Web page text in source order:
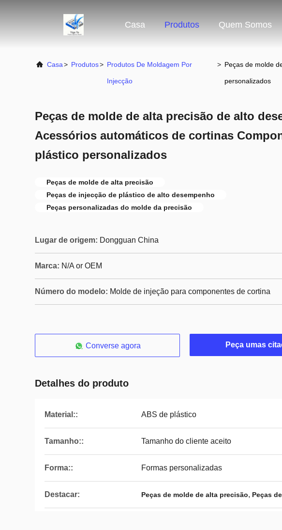
Casa Produtos Quem Somos
Casa> Produtos> Produtos De Moldagem Por
Injecção
> Peças de molde
personalizados
Peças de molde de alta precisão de alto
Acessórios automáticos de cortinas
plástico personalizados
Peças de molde de alta precisão
Peças de injecção de plástico de alto desempenho
Peças personalizadas do molde da precisão
Lugar de origem: Dongguan China
Marca: N/A or OEM
Número do modelo: Molde de injeção para componentes de cortina
Converse agora Peça umas
Detalhes do produto
Material:: ABS de plástico
Tamanho:: Tamanho do cliente aceito
Forma:: Formas personalizadas
Destacar: Peças de molde de alta precisão, Peças